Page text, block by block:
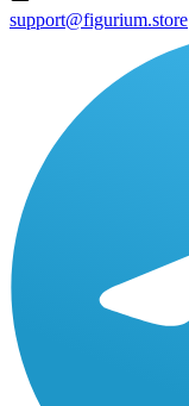
support@figurium.store